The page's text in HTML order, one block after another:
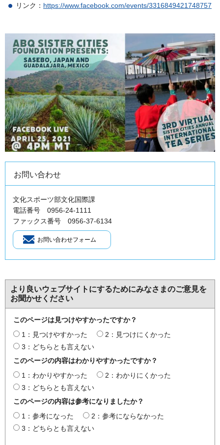
リンク： https://www.facebook.com/events/3316849421748757
お問い合わせ
文化スポーツ部文化国際課
電話番号 0956-24-1111
ファックス番号 0956-37-6134
より良いウェブサイトにするためにみなさまのご意見を
お聞かせください
このページは見つけやすかったですか？
1：見つけやすかった
2：見つけにくかった
3：どちらとも言えない
このページの内容はわかりやすかったですか？
1：わかりやすかった
2：わかりにくかった
3：どちらとも言えない
このページの内容は参考になりましたか？
1：参考になった
2：参考にならなかった
3：どちらとも言えない